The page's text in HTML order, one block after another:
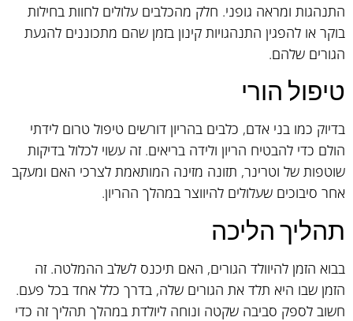
התנהגות ומראה גופני. חלק מהכלבים עלולים לחוות בחילות
בוקר או להפגין התנהגויות קינון בזמן שהם מתכוננים להגעת
הגורים שלהם.
טיפול הורי
בדיוק כמו בני אדם, כלבים בהריון דורשים טיפול טרום לידתי
הולם כדי להבטיח הריון ולידה בריאים. זה עשוי לכלול בדיקות
שוטפות של וטרינר, תזונה מזינה המותאמת לצרכי האם ומעקב
אחר סיבוכים שעלולים להיווצר במהלך ההריון.
תהליך הליכה
בבוא הזמן להיוולד הגורים, האם תיכנס לשלב ההמלטה. זה
הזמן שבו היא תלד את הגורים שלה, בדרך כלל אחד בכל פעם.
חשוב לספק סביבה שקטה ונוחה ליולדת במהלך תהליך זה כדי